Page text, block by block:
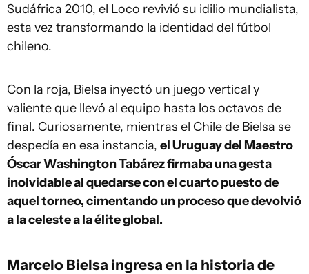
Sudáfrica 2010, el Loco revivió su idilio mundialista,
esta vez transformando la identidad del fútbol
chileno.
Con la roja, Bielsa inyectó un juego vertical y
valiente que llevó al equipo hasta los octavos de
final. Curiosamente, mientras el Chile de Bielsa se
despedía en esa instancia, el Uruguay del Maestro
Óscar Washington Tabárez firmaba una gesta
inolvidable al quedarse con el cuarto puesto de
aquel torneo, cimentando un proceso que devolvió
a la celeste a la élite global.
Marcelo Bielsa ingresa en la historia de